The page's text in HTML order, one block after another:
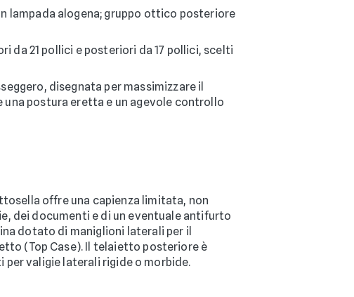
alogena; gruppo ottico posteriore
da 21 pollici e posteriori da 17 pollici, scelti
disegnata per massimizzare il
postura eretta e un agevole controllo
offre una capienza limitata, non
dei documenti e di un eventuale antifurto
dotato di maniglioni laterali per il
(Top Case). Il telaietto posteriore è
valigie laterali rigide o morbide.